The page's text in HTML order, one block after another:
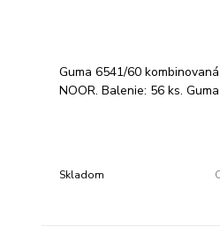
Guma 6541/60
NOOR. Balenie: 56 ks.
tušu, písma písacích strojov
Skladom